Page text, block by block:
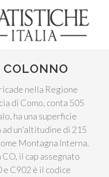
nella Regione
di Como, conta 505
ha una superficie
ad un'altitudine di 215
Montagna Interna.
il cap assegnato
C902 è il codice